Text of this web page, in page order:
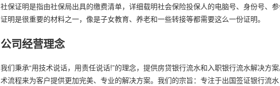
社保证明是指由社保局出具的缴费清单，详细载明社会保险投保人的电脑号、身份号、
证明是很重要的材料之一，像是子女教育、养老和一些转接等都需要这么一份证明。
公司经营理念
我们秉承“用技术说话，用责任说话!”的理念，提供房贷银行流水和入职银行流水解决方
术流程来为客户提供更加完美、专业的解决方案。我们的宗旨：专注于出国签证银行流